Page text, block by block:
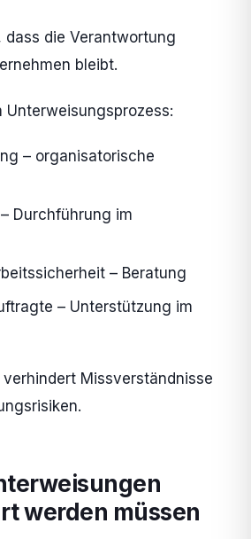
die Verantwortung
bleibt.
Unterweisungsprozess:
– organisatorische
Durchführung im
– Beratung
– Unterstützung im
verhindert Missverständnisse
werden müssen